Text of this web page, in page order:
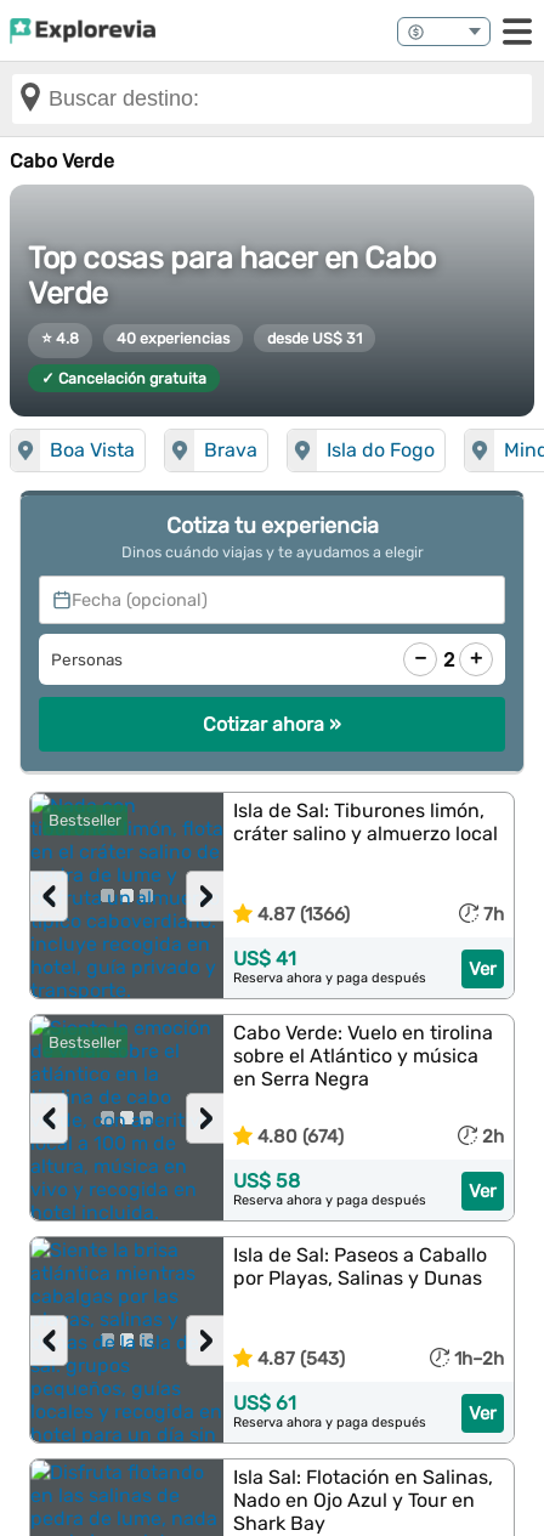
Cabo Verde
Top cosas para hacer en Cabo
Verde
⭐ 4.8 40 experiencias desde US$ 31
✓ Cancelación gratuita
Boa Vista Brava Isla do Fogo
Cotiza tu experiencia
Dinos cuándo viajas y te ayudamos a elegir
Fecha (opcional)
Personas − 2 +
Cotizar ahora »
Bestseller
›
‹
Isla de Sal: Tiburones limón,
cráter salino y almuerzo local
4.87 (1366) 7h
Ver
US$ 41
Reserva ahora y paga después
Bestseller
›
‹
Cabo Verde: Vuelo en tirolina
sobre el Atlántico y música
en Serra Negra
4.80 (674) 2h
Ver
US$ 58
Reserva ahora y paga después
›
‹
Isla de Sal: Paseos a Caballo
por Playas, Salinas y Dunas
4.87 (543) 1h–2h
Ver
US$ 61
Reserva ahora y paga después
Isla Sal: Flotación en Salinas,
Nado en Ojo Azul y Tour en
Shark Bay